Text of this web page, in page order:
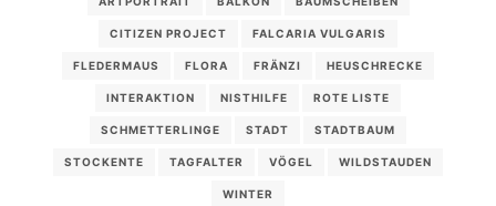
CITIZEN PROJECT FALCARIA VULGARIS
FLEDERMAUS FLORA FRÄNZI HEUSCHRECKE
INTERAKTION NISTHILFE ROTE LISTE
SCHMETTERLINGE STADT STADTBAUM
STOCKENTE TAGFALTER VÖGEL WILDSTAUDEN
WINTER